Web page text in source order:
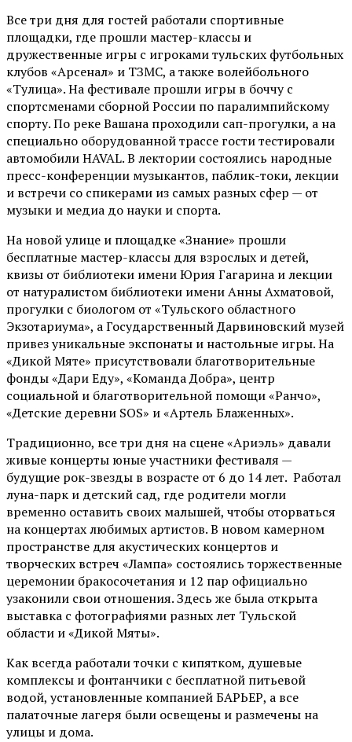
Все три дня для гостей работали спортивные
площадки, где прошли мастер-классы и
дружественные игры с игроками тульских футбольных
клубов «Арсенал» и ТЗМС, а также волейбольного
«Тулица». На фестивале прошли игры в боччу с
спортсменами сборной России по паралимпийскому
спорту. По реке Вашана проходили сап-прогулки, а на
специально оборудованной трассе гости тестировали
автомобили HAVAL. В лектории состоялись народные
пресс-конференции музыкантов, паблик-токи, лекции
и встречи со спикерами из самых разных сфер — от
музыки и медиа до науки и спорта.
На новой улице и площадке «Знание» прошли
бесплатные мастер-классы для взрослых и детей,
квизы от библиотеки имени Юрия Гагарина и лекции
от натуралистом библиотеки имени Анны Ахматовой,
прогулки с биологом от «Тульского областного
Экзотариума», а Государственный Дарвиновский музей
привез уникальные экспонаты и настольные игры. На
«Дикой Мяте» присутствовали благотворительные
фонды «Дари Еду», «Команда Добра», центр
социальной и благотворительной помощи «Ранчо»,
«Детские деревни SOS» и «Артель Блаженных».
Традиционно, все три дня на сцене«Ариэль» давали
живые концерты юные участники фестиваля —
будущие рок-звезды в возрасте от 6 до 14 лет. Работал
луна-парк и детский сад, где родители могли
временно оставить своих малышей, чтобы оторваться
на концертах любимых артистов. В новом камерном
пространстве для акустических концертов и
творческих встреч «Лампа» состоялись торжественные
церемонии бракосочетания и 12 пар официально
узаконили свои отношения. Здесь же была открыта
выставка с фотографиями разных лет Тульской
области и «Дикой Мяты».
Как всегда работали точки с кипятком, душевые
комплексы и фонтанчики с бесплатной питьевой
водой, установленные компанией БАРЬЕР, а все
палаточные лагеря были освещены и размечены на
улицы и дома.